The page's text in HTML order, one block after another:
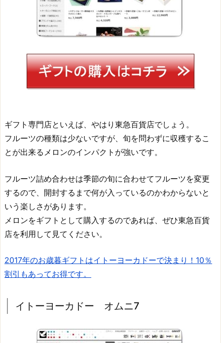
ギフト専門店といえば、やはり東急百貨店でしょう。
フルーツの種類は少ないですが、旬を問わずに収穫するこ
とが出来るメロンのインパクトが強いです。
フルーツ詰め合わせは季節の旬に合わせてフルーツを変更
するので、開封するまで何が入っているのかわからないと
いう楽しさがあります。
メロンをギフトとして購入するのであれば、ぜひ東急百貨
店を利用して見てください。
2017年のお歳暮ギフトはイトーヨーカドーで決まり！10％
割引もあってお得です。
イトーヨーカドー オムニ7